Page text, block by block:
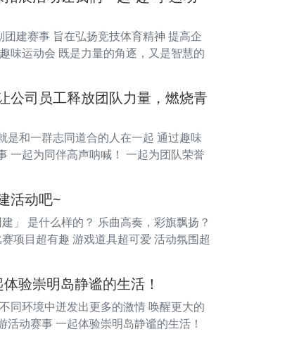
建赛事 旨在弘扬竞技体育精神 提高企
味运动会 既是力量的角逐，又是智慧的
公司员工释放团队力量，燃烧青
和一群志同道合的人在一起 通过趣味
一起为同伴高声呐喊！ 一起为团队荣誉
活动吧~
」 是什么样的？ 乐曲高奏，彩旗飘扬？
项目超有趣 游戏道具超可爱 活动氛围超
验崇明岛静谧的生活！
同环境中迸发出更多的激情 唤醒更大的
动赛事 一起体验崇明岛静谧的生活！